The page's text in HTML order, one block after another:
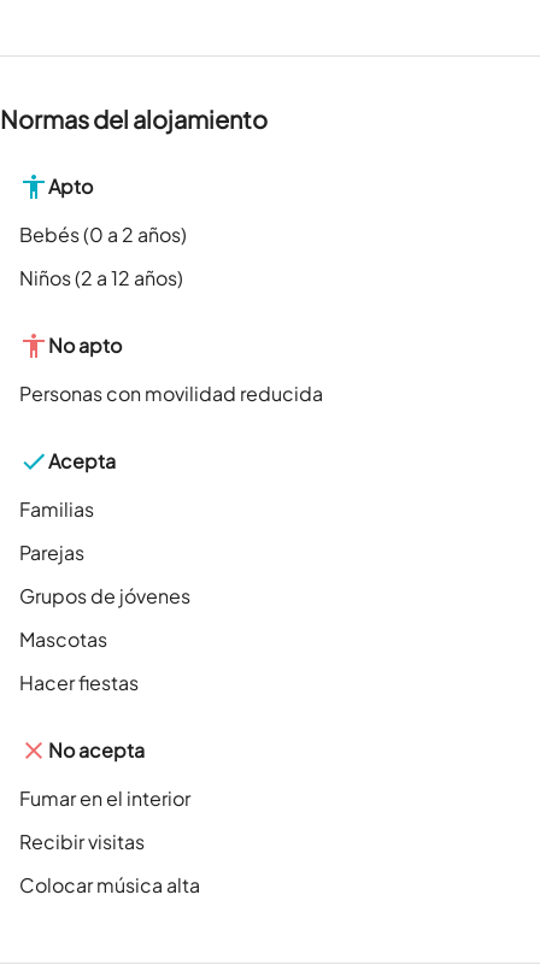
Normas del alojamiento
Apto
Bebés (0 a 2 años)
Niños (2 a 12 años)
No apto
Personas con movilidad reducida
Acepta
Familias
Parejas
Grupos de jóvenes
Mascotas
Hacer fiestas
No acepta
Fumar en el interior
Recibir visitas
Colocar música alta